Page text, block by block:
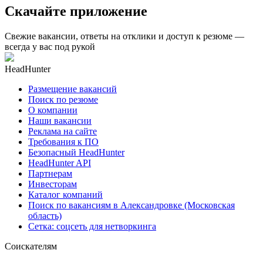
Скачайте приложение
Свежие вакансии, ответы на отклики и доступ к резюме —
всегда у вас под рукой
HeadHunter
Размещение вакансий
Поиск по резюме
О компании
Наши вакансии
Реклама на сайте
Требования к ПО
Безопасный HeadHunter
HeadHunter API
Партнерам
Инвесторам
Каталог компаний
Поиск по вакансиям в Александровке (Московская
область)
Сетка: соцсеть для нетворкинга
Соискателям